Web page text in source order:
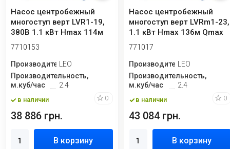
Насос центробежный
многоступ верт LVR1-19,
380В 1.1 кВт Hmax 114м
Qmax 40л/ми...
7710153
ПроизводительLEO
Производительность,
м.куб/час
2.4
в наличии 0
38 886 грн.
В корзину
Насос центробежный
многоступ верт LVRm1-23,
1.1 кВт Hmax 136м Qmax
40л/мин не...
771017
ПроизводительLEO
Производительность,
м.куб/час
2.4
в наличии 0
43 084 грн.
В корзину